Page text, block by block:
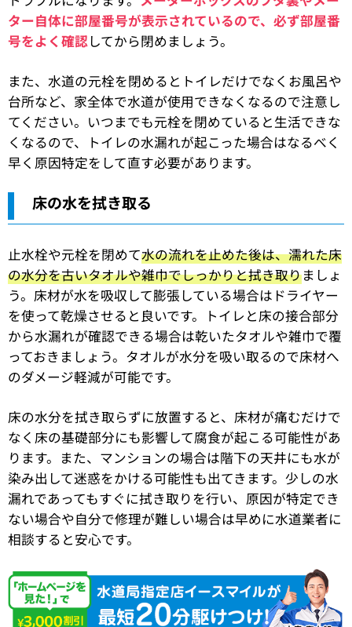
ター自体に部屋番号が表示されているので、必ず部屋番
号をよく確認 してから閉めましょう。
また、水道の元栓を閉めるとトイレだけでなくお風呂や
台所など、家全体で水道が使用できなくなるので注意し
てください。いつまでも元栓を閉めていると生活できな
くなるので、トイレの水漏れが起こった場合はなるべく
早く原因特定をして直す必要があります。
床の水を拭き取る
止水栓や元栓を閉めて水の流れを止めた後は、濡れた床
の水分を古いタオルや雑巾でしっかりと拭き取りましょ
う。床材が水を吸収して膨張している場合はドライヤー
を使って乾燥させると良いです。トイレと床の接合部分
から水漏れが確認できる場合は乾いたタオルや雑巾で覆
っておきましょう。タオルが水分を吸い取るので床材へ
のダメージ軽減が可能です。
床の水分を拭き取らずに放置すると、床材が痛むだけで
なく床の基礎部分にも影響して腐食が起こる可能性があ
ります。また、マンションの場合は階下の天井にも水が
染み出して迷惑をかける可能性も出てきます。少しの水
漏れであってもすぐに拭き取りを行い、原因が特定でき
ない場合や自分で修理が難しい場合は早めに水道業者に
相談すると安心です。